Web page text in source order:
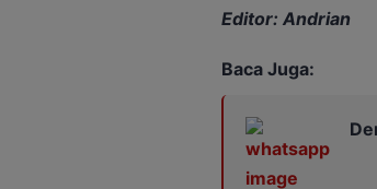
Editor: Andrian
Baca Juga: